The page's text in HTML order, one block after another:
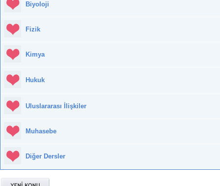
Biyoloji
Fizik
Kimya
Hukuk
Uluslararası İlişkiler
Muhasebe
Diğer Dersler